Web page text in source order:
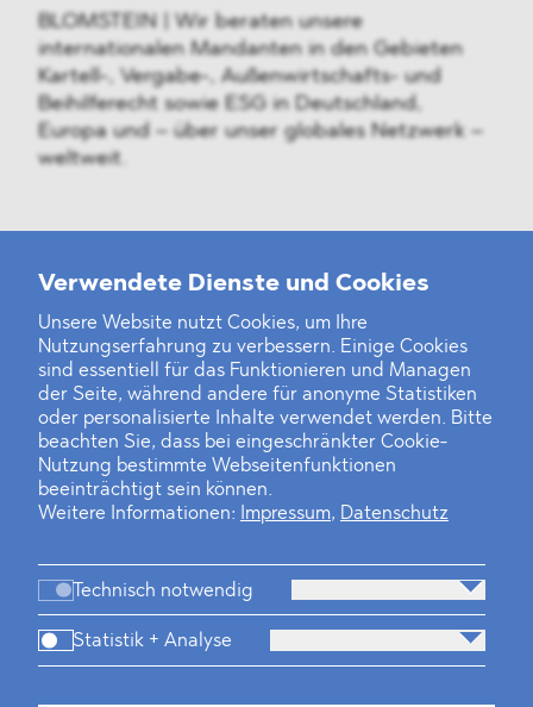
Verwendete Dienste und Cookies
Unsere Website nutzt Cookies, um Ihre
Nutzungserfahrung zu verbessern. Einige Cookies
sind essentiell für das Funktionieren und Managen
der Seite, während andere für anonyme Statistiken
oder personalisierte Inhalte verwendet werden. Bitte
beachten Sie, dass bei eingeschränkter Cookie-
Nutzung bestimmte Webseitenfunktionen
beeinträchtigt sein können.
Weitere Informationen:
Impressum, Datenschutz
Technisch notwendig
Statistik + Analyse
BLOMSTEIN | Wir beraten unsere
internationalen Mandanten in den Gebieten
Kartell-, Vergabe-, Außenwirtschafts- und
Beihilferecht sowie ESG in Deutschland,
Europa und – über unser globales Netzwerk –
weltweit.
Weitere Neuigkeiten
Finanz- und Energiesektor im Visier
Private Dancer
Game Over?